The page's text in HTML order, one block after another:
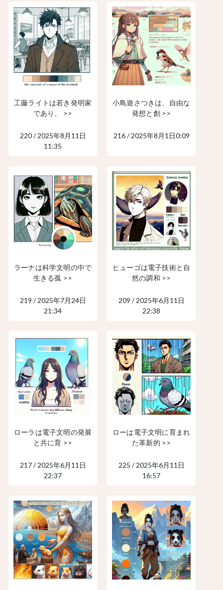
工藤ライトは若き発明家
であり、 >>
220 / 2025年8月11日
11:35
小鳥遊さつきは、自由な
発想と創 >>
216 / 2025年8月1日0:09
ラーナは科学文明の中で
生きる孤 >>
219 / 2025年7月24日
21:34
ヒューゴは電子技術と自
然の調和 >>
209 / 2025年6月11日
22:38
ローラは電子文明の発展
と共に育 >>
217 / 2025年6月11日
22:37
ローは電子文明に育まれ
た革新的 >>
225 / 2025年6月11日
16:57